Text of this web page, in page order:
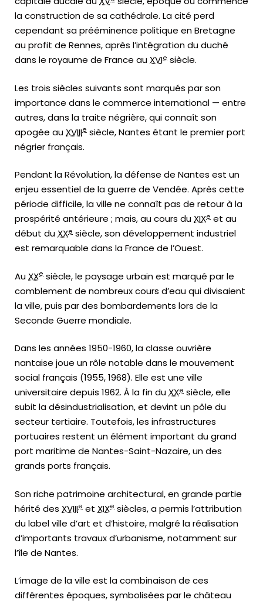
la construction de sa cathédrale. La cité perd
cependant sa prééminence politique en Bretagne
au profit de Rennes, après l’intégration du duché
dans le royaume de France au XVIe siècle.
Les trois siècles suivants sont marqués par son
importance dans le commerce international — entre
autres, dans la traite négrière, qui connaît son
apogée au XVIIIe siècle, Nantes étant le premier port
négrier français.
Pendant la Révolution, la défense de Nantes est un
enjeu essentiel de la guerre de Vendée. Après cette
période difficile, la ville ne connaît pas de retour à la
prospérité antérieure ; mais, au cours du XIXe et au
début du XXe siècle, son développement industriel
est remarquable dans la France de l’Ouest.
Au XXe siècle, le paysage urbain est marqué par le
comblement de nombreux cours d’eau qui divisaient
la ville, puis par des bombardements lors de la
Seconde Guerre mondiale.
Dans les années 1950-1960, la classe ouvrière
nantaise joue un rôle notable dans le mouvement
social français (1955, 1968). Elle est une ville
universitaire depuis 1962. À la fin du XXe siècle, elle
subit la désindustrialisation, et devint un pôle du
secteur tertiaire. Toutefois, les infrastructures
portuaires restent un élément important du grand
port maritime de Nantes-Saint-Nazaire, un des
grands ports français.
Son riche patrimoine architectural, en grande partie
hérité des XVIIIe et XIXe siècles, a permis l’attribution
du label ville d’art et d’histoire, malgré la réalisation
d’importants travaux d’urbanisme, notamment sur
l’île de Nantes.
L’image de la ville est la combinaison de ces
différentes époques, symbolisées par le château